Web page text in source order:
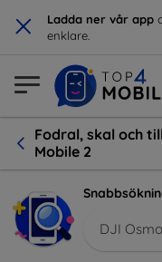
× Ladda ner vår app
enklare.
Fodral, skal och
Mobile 2
DJI